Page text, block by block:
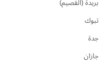
تبوك
جدة
جازان